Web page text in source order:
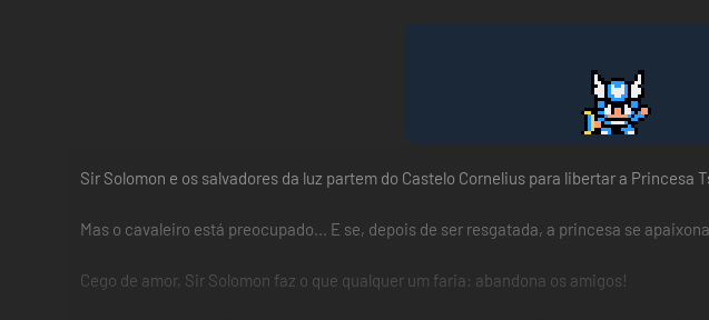
Sir Solomon e os salvadores da luz partem do Castelo Cornelius para libertar a Princesa
Mas o cavaleiro está preocupado... E se, depois de ser resgatada, a princesa se
Cego de amor, Sir Solomon faz o que qualquer um faria: abandona os amigos!